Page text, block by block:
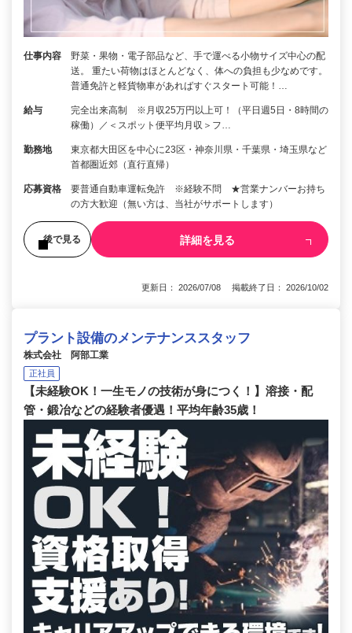
仕事内容
野菜・果物・電子部品など、手で運べる小物サイズ中心の配
送。 重たい荷物はほとんどなく、体への負担も少なめです。
普通免許と軽貨物車があればすぐスタート可能！…
給与
完全出来高制 ※月収25万円以上可！（平日週5日・8時間の
稼働）／＜スポット便平均月収＞フ…
勤務地
東京都大田区を中心に23区・神奈川県・千葉県・埼玉県など
首都圏近郊（直行直帰）
応募資格
要普通自動車運転免許 ※経験不問 ★営業ナンバーお持ち
の方大歓迎（無い方は、当社がサポートします）
後で見る 詳細を見る
更新日： 2026/07/08 掲載終了日： 2026/10/02
プラント設備のメンテナンススタッフ
株式会社 阿部工業
正社員
【未経験OK！一生モノの技術が身につく！】溶接・配
管・鍛冶などの経験者優遇！平均年齢35歳！